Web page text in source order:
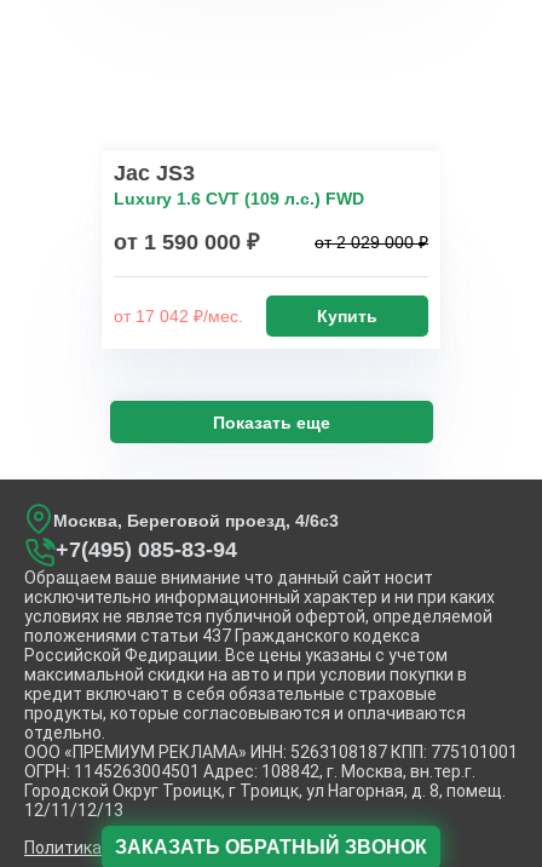
Jac JS3
Luxury 1.6 CVT (109 л.с.) FWD
от 1 590 000 ₽ от 2 029 000 ₽
от 17 042 ₽/мес. Купить
Показать еще
Москва, Береговой проезд, 4/6с3
+7(495) 085-83-94
Обращаем ваше внимание что данный сайт носит
исключительно информационный характер и ни при каких
условиях не является публичной офертой, определяемой
положениями статьи 437 Гражданского кодекса
Российской Федирации. Все цены указаны с учетом
максимальной скидки на авто и при условии покупки в
кредит включают в себя обязательные страховые
продукты, которые согласовываются и оплачиваются
отдельно.
ООО «ПРЕМИУМ РЕКЛАМА» ИНН: 5263108187 КПП: 775101001
ОГРН: 1145263004501 Адрес: 108842, г. Москва, вн.тер.г.
Городской Округ Троицк, г Троицк, ул Нагорная, д. 8, помещ.
12/11/12/13
Политика конфиденциальности.
ЗАКАЗАТЬ ОБРАТНЫЙ ЗВОНОК